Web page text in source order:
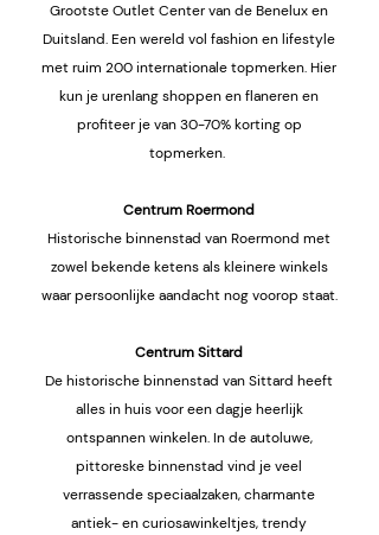
Grootste Outlet Center van de Benelux en
Duitsland. Een wereld vol fashion en lifestyle
met ruim 200 internationale topmerken. Hier
kun je urenlang shoppen en flaneren en
profiteer je van 30-70% korting op
topmerken.
Centrum Roermond
Historische binnenstad van Roermond met
zowel bekende ketens als kleinere winkels
waar persoonlijke aandacht nog voorop staat.
Centrum Sittard
De historische binnenstad van Sittard heeft
alles in huis voor een dagje heerlijk
ontspannen winkelen. In de autoluwe,
pittoreske binnenstad vind je veel
verrassende speciaalzaken, charmante
antiek- en curiosawinkeltjes, trendy